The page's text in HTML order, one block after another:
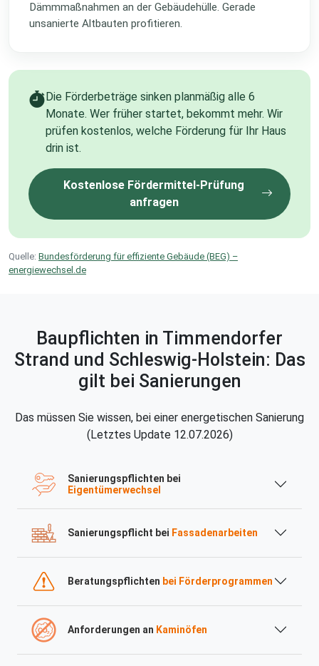
Dämmmaßnahmen an der Gebäudehülle. Gerade
unsanierte Altbauten profitieren.
Die Förderbeträge sinken planmäßig alle 6
Monate. Wer früher startet, bekommt mehr. Wir
prüfen kostenlos, welche Förderung für Ihr Haus
drin ist.
Kostenlose Fördermittel-Prüfung
anfragen
Quelle: Bundesförderung für effiziente Gebäude (BEG) –
energiewechsel.de
Baupflichten in Timmendorfer
Strand und Schleswig-Holstein: Das
gilt bei Sanierungen
Das müssen Sie wissen, bei einer energetischen Sanierung
(Letztes Update 12.07.2026)
Sanierungspflichten bei
Eigentümerwechsel
Sanierungspflicht bei Fassadenarbeiten
Beratungspflichten bei Förderprogrammen
Anforderungen an Kaminöfen